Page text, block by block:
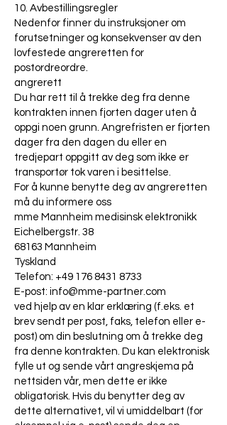
10. Avbestillingsregler
Nedenfor finner du instruksjoner om
forutsetninger og konsekvenser av den
lovfestede angreretten for
postordreordre.
angrerett
Du har rett til å trekke deg fra denne
kontrakten innen fjorten dager uten å
oppgi noen grunn. Angrefristen er fjorten
dager fra den dagen du eller en
tredjepart oppgitt av deg som ikke er
transportør tok varen i besittelse.
For å kunne benytte deg av angreretten
må du informere oss
mme Mannheim medisinsk elektronikk
Eichelbergstr. 38
68163 Mannheim
Tyskland
Telefon: +49 176 8431 8733
E-post: info@mme-partner.com
ved hjelp av en klar erklæring (f.eks. et
brev sendt per post, faks, telefon eller e-
post) om din beslutning om å trekke deg
fra denne kontrakten. Du kan elektronisk
fylle ut og sende vårt angreskjema på
nettsiden vår, men dette er ikke
obligatorisk. Hvis du benytter deg av
dette alternativet, vil vi umiddelbart (for